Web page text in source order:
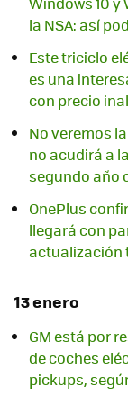
la NSA: así
Este triciclo
es una
con precio
No veremos
no acudirá a
segundo año
OnePlus
llegará con
actualización
13 enero
GM está por
de coches
pickups,